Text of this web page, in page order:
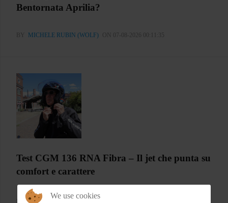
Bentornata Aprilia?
BY MICHELE RUBIN (WOLF) ON 07-08-2026 00:11:35
Test CGM 136 RNA Fibra – Il jet che punta su
comfort e carattere
We use cookies